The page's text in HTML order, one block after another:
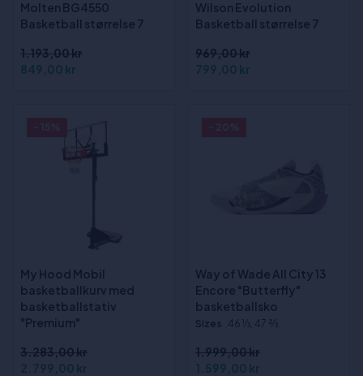
Molten BG4550
Basketball størrelse 7
1.193,00 kr
849,00 kr
Wilson Evolution
Basketball størrelse 7
969,00 kr
799,00 kr
My Hood Mobil
basketballkurv med
basketballstativ
"Premium"
3.283,00 kr
2.799,00 kr
Way of Wade All City 13
Encore "Butterfly"
basketballsko
Sizes :46 1⁄3, 47 2⁄3
1.999,00 kr
1.599,00 kr